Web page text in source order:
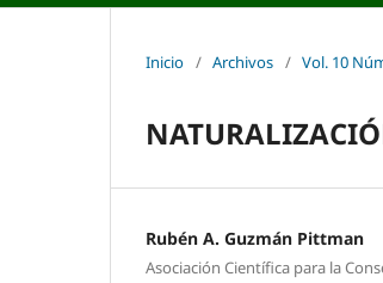
Inicio / Archivos / Vol. 10
Rubén A. Guzmán Pittman
Asociación Científica para la